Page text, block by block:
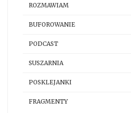
ROZMAWIAM
BUFOROWANIE
PODCAST
SUSZARNIA
POSKLEJANKI
FRAGMENTY